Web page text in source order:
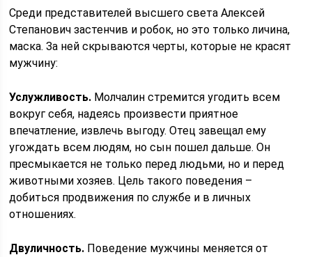
Среди представителей высшего света Алексей
Степанович застенчив и робок, но это только личина,
маска. За ней скрываются черты, которые не красят
мужчину:
Услужливость. Молчалин стремится угодить всем
вокруг себя, надеясь произвести приятное
впечатление, извлечь выгоду. Отец завещал ему
угождать всем людям, но сын пошел дальше. Он
пресмыкается не только перед людьми, но и перед
животными хозяев. Цель такого поведения –
добиться продвижения по службе и в личных
отношениях.
Двуличность. Поведение мужчины меняется от